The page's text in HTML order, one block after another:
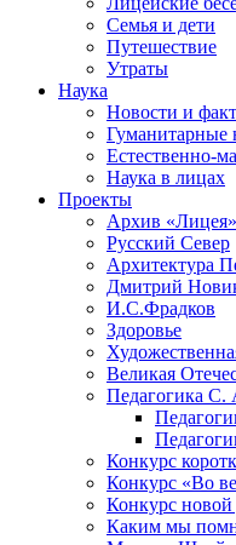
Семья и дети
Путешествие
Утраты
Наука
Новости и
Гуманитарные
Естественно-
Наука в лицах
Проекты
Архив
Русский Север
Архитектура
Дмитрий
И.С.Фрадков
Здоровье
Великая
Педагогика С.
Конкурс
Конкурс «Во
Конкурс новой
Каким мы